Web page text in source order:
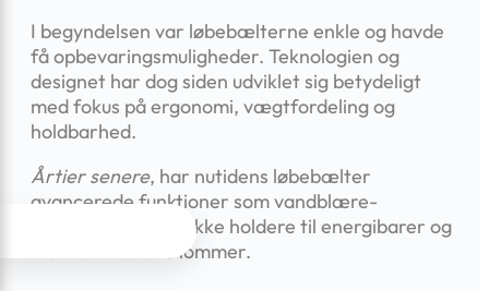
I begyndelsen var løbebælterne enkle og havde
få opbevaringsmuligheder. Teknologien og
designet har dog siden udviklet sig betydeligt
med fokus på ergonomi, vægtfordeling og
holdbarhed.
Årtier senere, har nutidens løbebælter
avancerede funktioner som vandblære-
integrering, specifikke holdere til energibarer og
multifunktionelle lommer.